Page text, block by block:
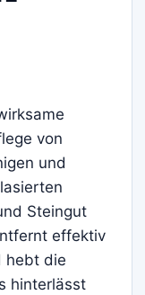
von
und
Steingut
effektiv
hebt die
hinterlässt